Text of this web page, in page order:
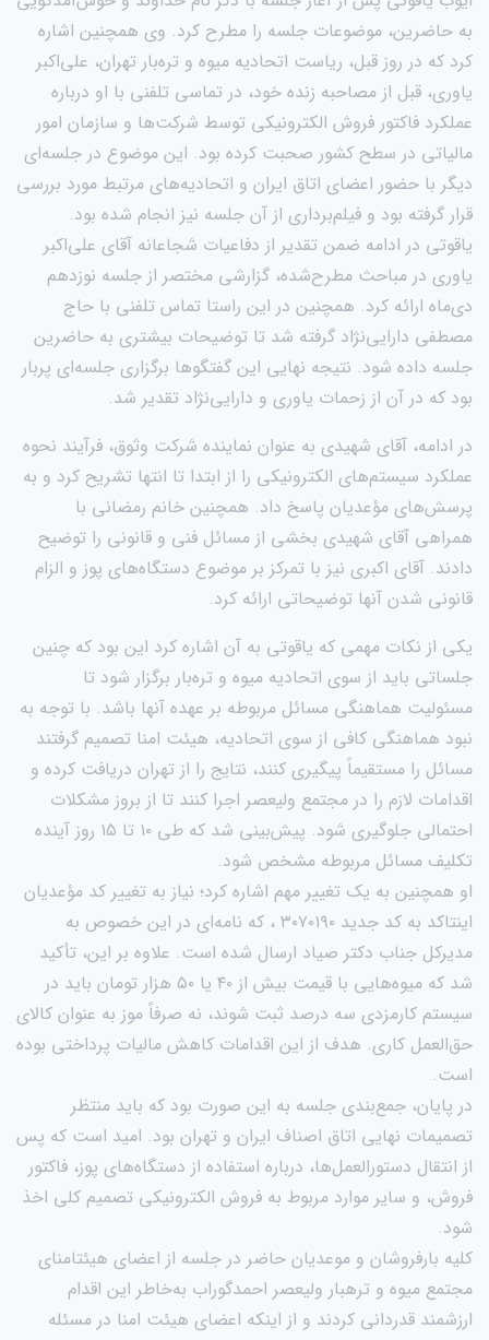
به حاضرین، موضوعات جلسه را مطرح کرد. وی همچنین اشاره
کرد که در روز قبل، ریاست اتحادیه میوه و تره‌بار تهران، علی‌اکبر
یاوری، قبل از مصاحبه زنده خود، در تماسی تلفنی با او درباره
عملکرد فاکتور فروش الکترونیکی توسط شرکت‌ها و سازمان امور
مالیاتی در سطح کشور صحبت کرده بود. این موضوع در جلسه‌ای
دیگر با حضور اعضای اتاق ایران و اتحادیه‌های مرتبط مورد بررسی
قرار گرفته بود و فیلم‌برداری از آن جلسه نیز انجام شده بود.
یاقوتی در ادامه ضمن تقدیر از دفاعیات شجاعانه آقای علی‌اکبر
یاوری در مباحث مطرح‌شده، گزارشی مختصر از جلسه نوزدهم
دی‌ماه ارائه کرد. همچنین در این راستا تماس تلفنی با حاج
مصطفی دارایی‌نژاد گرفته شد تا توضیحات بیشتری به حاضرین
جلسه داده شود. نتیجه نهایی این گفتگوها برگزاری جلسه‌ای پربار
بود که در آن از زحمات یاوری و دارایی‌نژاد تقدیر شد.
در ادامه، آقای شهیدی به عنوان نماینده شرکت وثوق، فرآیند نحوه
عملکرد سیستم‌های الکترونیکی را از ابتدا تا انتها تشریح کرد و به
پرسش‌های مؤعدیان پاسخ داد. همچنین خانم رمضانی با
همراهی آقای شهیدی بخشی از مسائل فنی و قانونی را توضیح
دادند. آقای اکبری نیز با تمرکز بر موضوع دستگاه‌های پوز و الزام
قانونی شدن آنها توضیحاتی ارائه کرد.
یکی از نکات مهمی که یاقوتی به آن اشاره کرد این بود که چنین
جلساتی باید از سوی اتحادیه میوه و تره‌بار برگزار شود تا
مسئولیت هماهنگی‌ مسائل مربوطه بر عهده آنها باشد. با توجه به
نبود هماهنگی کافی از سوی اتحادیه، هیئت امنا تصمیم گرفتند
مسائل را مستقیماً پیگیری کنند، نتایج را از تهران دریافت کرده و
اقدامات لازم را در مجتمع ولیعصر اجرا کنند تا از بروز مشکلات
احتمالی جلوگیری شود. پیش‌بینی شد که طی ۱۰ تا ۱۵ روز آینده
تکلیف مسائل مربوطه مشخص شود.
او همچنین به یک تغییر مهم اشاره کرد؛ نیاز به تغییر کد مؤعدیان
اینتاکد به کد جدید ۳۰۷۰۱۹۰ ، که نامه‌ای در این خصوص به
مدیرکل جناب دکتر صیاد ارسال شده است. علاوه بر این، تأکید
شد که میوه‌هایی با قیمت بیش از ۴۰ یا ۵۰ هزار تومان باید در
سیستم کارمزدی سه درصد ثبت شوند، نه صرفاً موز به عنوان کالای
حق‌العمل کاری. هدف از این اقدامات کاهش مالیات پرداختی بوده
است.
در پایان، جمع‌بندی جلسه به این صورت بود که باید منتظر
تصمیمات نهایی اتاق اصناف ایران و تهران بود. امید است که پس
از انتقال دستورالعمل‌ها، درباره استفاده از دستگاه‌های پوز، فاکتور
فروش، و سایر موارد مربوط به فروش الکترونیکی تصمیم کلی اخذ
شود.
کلیه بارفروشان و موعدیان حاضر در جلسه از اعضای هیئتامنای
مجتمع میوه و ترهبار ولیعصر احمدگوراب به‌خاطر این اقدام
ارزشمند قدردانی کردند و از اینکه اعضای هیئت امنا در مسئله